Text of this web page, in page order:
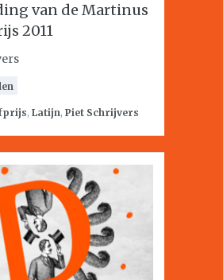
van de Martinus
2011
, Latijn, Piet Schrijvers